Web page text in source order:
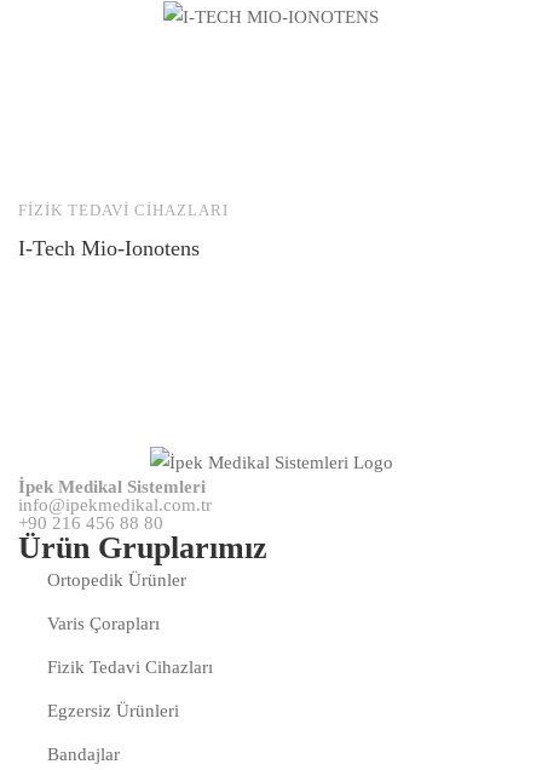
FIZIK TEDAVI CIHAZLARI
I-Tech Mio-Ionotens
İpek Medikal Sistemleri
info@ipekmedikal.com.tr
+90 216 456 88 80
Ürün Gruplarımız
Ortopedik Ürünler
Varis Çorapları
Fizik Tedavi Cihazları
Egzersiz Ürünleri
Bandajlar